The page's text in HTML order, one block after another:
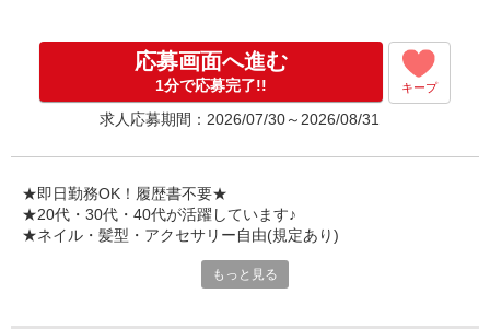
入社祝い金10万円支給(規定有)
お友達を紹介頂くと,
インセンティブ支給(規定有)
゜・。○。・゜+゜・。○。・゜+゜
応募画面へ進む
1分で応募完了!! キープ
求人応募期間：2026/07/30～2026/08/31
★即日勤務OK！履歴書不要★
★20代・30代・40代が活躍しています♪
★ネイル・髪型・アクセサリー自由(規定あり)
シエロのスタッフは9割が未経験スタート。
もっと見る